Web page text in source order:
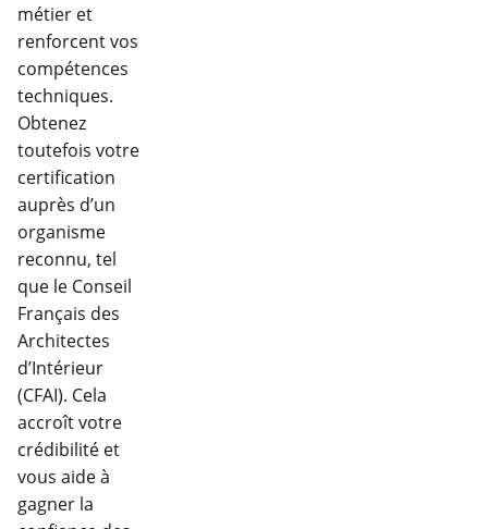
métier et
renforcent vos
compétences
techniques.
Obtenez
toutefois votre
certification
auprès d’un
organisme
reconnu, tel
que le Conseil
Français des
Architectes
d’Intérieur
(CFAI). Cela
accroît votre
crédibilité et
vous aide à
gagner la